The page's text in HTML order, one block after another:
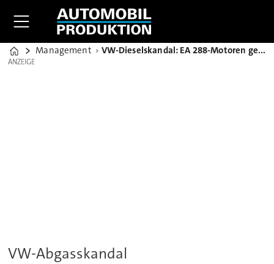
Home
Management VW-Dieselskandal: EA 288-Motoren gemäß EU5 und EU6 nicht betroffen
ANZEIGE
ANZEIGE
VW-Abgasskandal